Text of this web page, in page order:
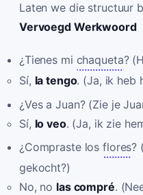
Laten we die structuur
Vervoegd Werkwoord
¿Tienes mi chaqueta?
Sí, la tengo. (Ja, ik heb
¿Ves a Juan? (Zie je
Sí, lo veo. (Ja, ik zie
¿Compraste losflores?
gekocht?)
No, no las compré.